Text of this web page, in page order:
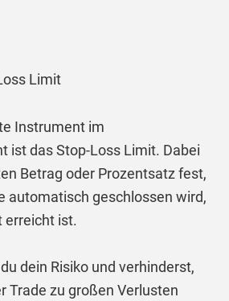
Limit
Instrument im
ist das Stop-Loss Limit. Dabei
Betrag oder Prozentsatz fest,
automatisch geschlossen wird,
erreicht ist.
dein Risiko und verhinderst,
Trade zu großen Verlusten